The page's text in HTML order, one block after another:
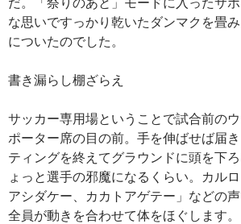
な思いですっかり乾いたダンマクを畳
についたのでした。
書き漏らし棚ざらえ
サッカー専用場ということで試合前の
ポーター席の目の前。手を伸ばせば届
ティングを終えてグラウンドに頭を下
ょっと選手の邪魔になるくらい。カル
アシダケー、カカトアゲテー」などの
全員が動きを合わせて体をほぐします。